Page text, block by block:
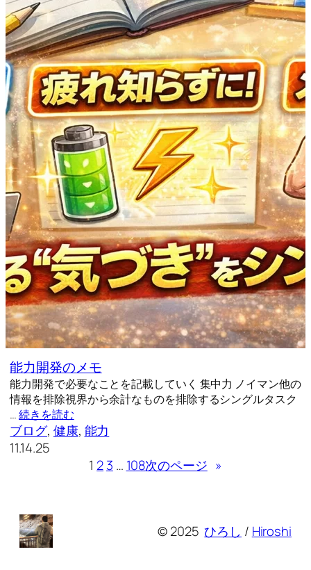
能力開発のメモ
能力開発で必要なことを記載していく 集中力 ノイマン他の
情報を排除視界から余計なものを排除するシングルタスク
…続きを読む
ブログ, 健康, 能力
11.14.25
1 23 … 108次のページ »
© 2025ひろし / Hiroshi